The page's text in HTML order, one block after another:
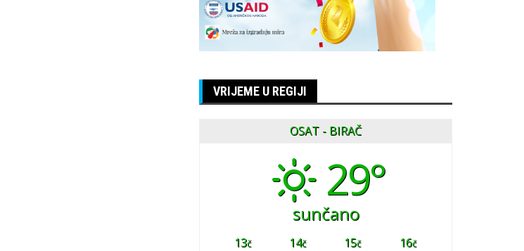
VRIJEME U REGIJI
OSAT - BIRAČ
29°
sunčano
13č 14č 15č 16č